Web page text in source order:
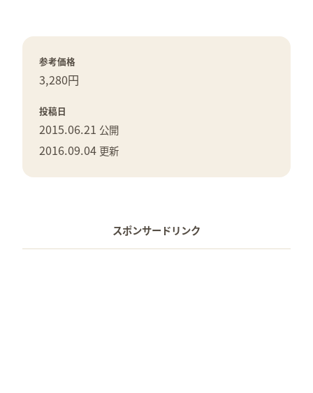
参考価格
3,280円
投稿日
2015.06.21 公開
2016.09.04 更新
スポンサードリンク